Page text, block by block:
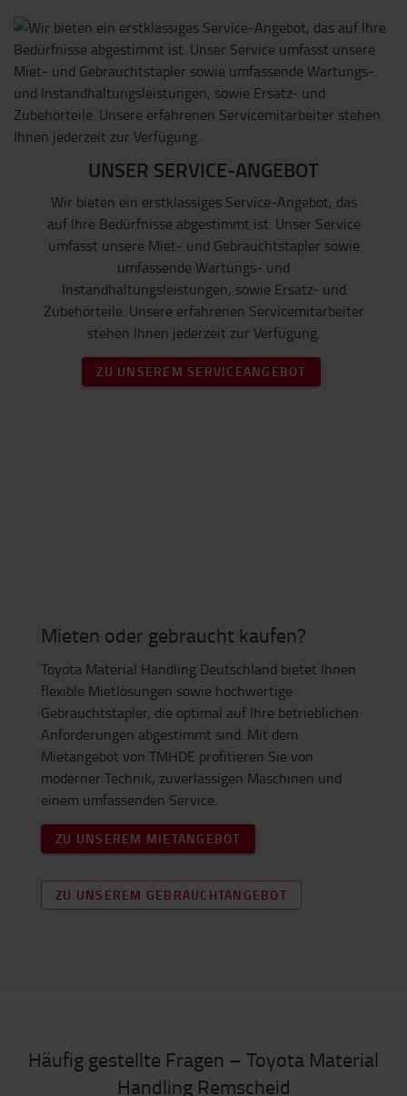
UNSER SERVICE-ANGEBOT
Wir bieten ein erstklassiges Service-Angebot, das
auf Ihre Bedürfnisse abgestimmt ist. Unser Service
umfasst unsere Miet- und Gebrauchtstapler sowie
umfassende Wartungs- und
Instandhaltungsleistungen, sowie Ersatz- und
Zubehörteile. Unsere erfahrenen Servicemitarbeiter
stehen Ihnen jederzeit zur Verfügung.
ZU UNSEREM SERVICEANGEBOT
Mieten oder gebraucht kaufen?
Toyota Material Handling Deutschland bietet Ihnen
flexible Mietlösungen sowie hochwertige
Gebrauchtstapler, die optimal auf Ihre betrieblichen
Anforderungen abgestimmt sind. Mit dem
Mietangebot von TMHDE profitieren Sie von
moderner Technik, zuverlässigen Maschinen und
einem umfassenden Service.
ZU UNSEREM MIETANGEBOT
ZU UNSEREM GEBRAUCHTANGEBOT
Häufig gestellte Fragen – Toyota Material
Handling Remscheid